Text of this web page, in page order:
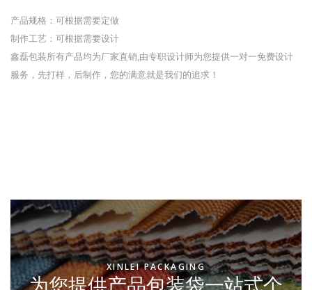
产品规格：可根据需要定做
制作工艺：可根据需要设计
鑫磊包装所有产品均为厂家直销,由专职设计师为您提供一对一免费设计
服务，先打样，后制作，您的满意就是我们的追求！
XINLEI PACKAGING
为您提供产品包装袋一站式个